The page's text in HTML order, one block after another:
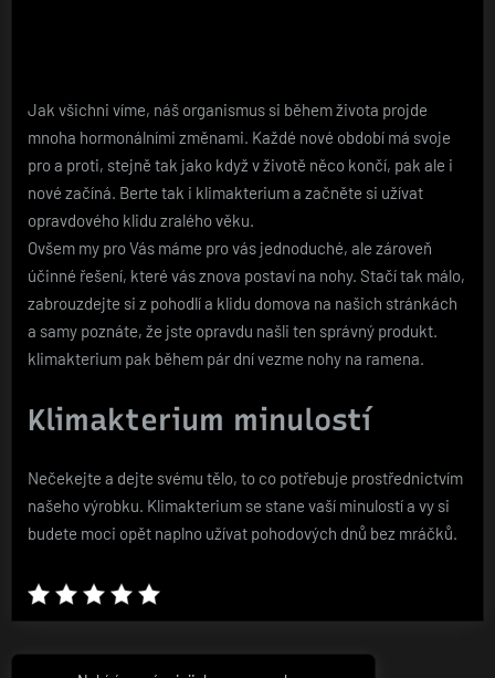
Jak všichni víme, náš organismus si během života projde
mnoha hormonálními změnami. Každé nové období má svoje
pro a proti, stejně tak jako když v životě něco končí, pak ale i
nové začíná. Berte tak i klimakterium a začněte si užívat
opravdového klidu zralého věku.
Ovšem my pro Vás máme pro vás jednoduché, ale zároveň
účinné řešení, které vás znova postaví na nohy. Stačí tak málo,
zabrouzdejte si z pohodlí a klidu domova na našich stránkách
a samy poznáte, že jste opravdu našli ten správný produkt.
klimakterium pak během pár dní vezme nohy na ramena.
Klimakterium minulostí
Nečekejte a dejte svému tělo, to co potřebuje prostřednictvím
našeho výrobku. Klimakterium se stane vaší minulostí a vy si
budete moci opět naplno užívat pohodových dnů bez mráčků.
Navigace